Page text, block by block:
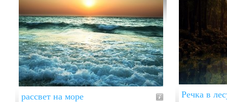
рассвет на море Речка в